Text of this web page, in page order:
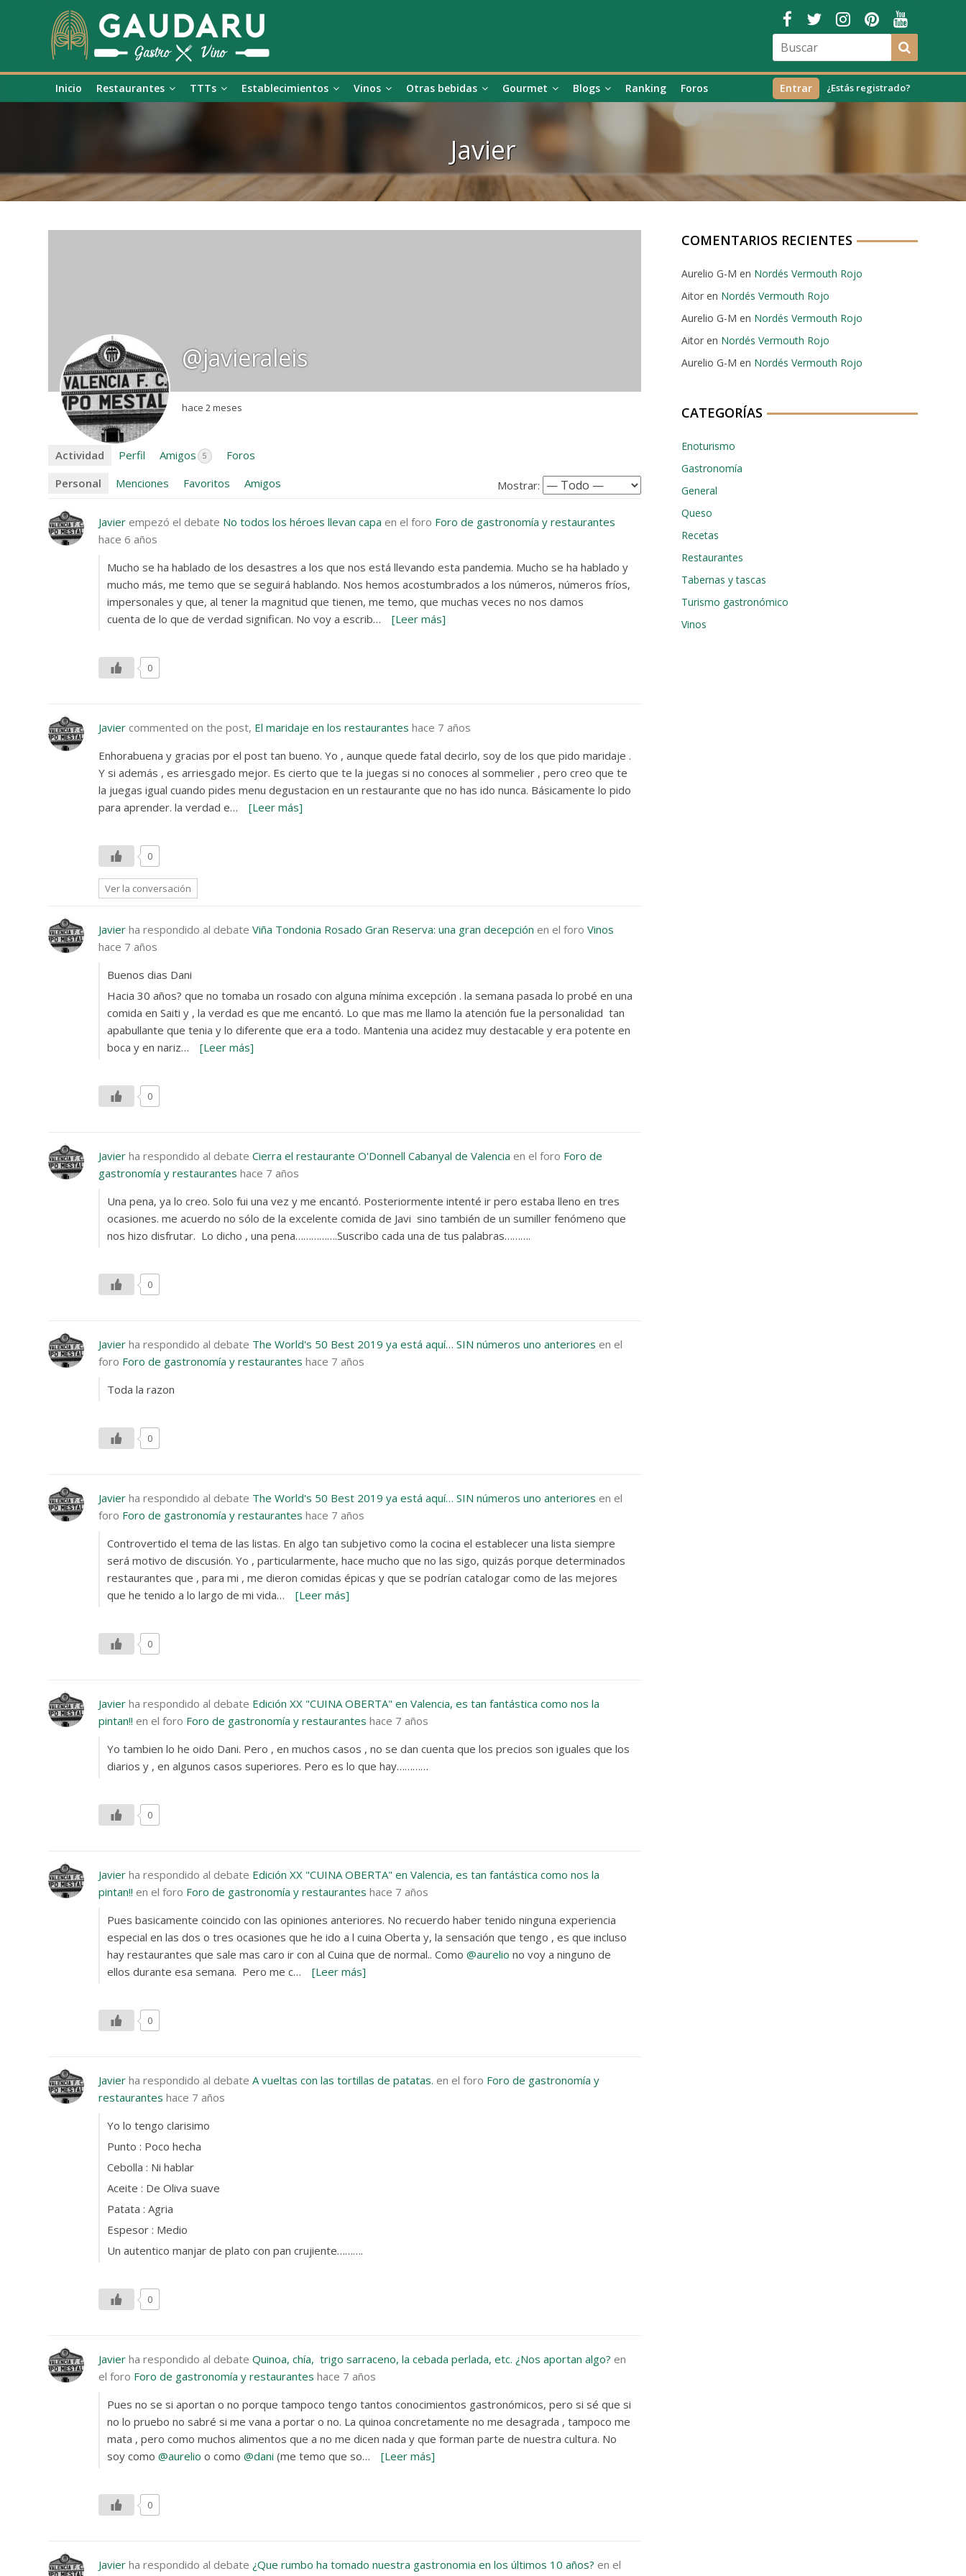
Inicio Restaurantes TTTs Establecimientos Vinos Otras bebidas Gourmet Blogs Ranking Foros ¿Estás registrado?
Entrar
Javier
@javieraleis
hace 2 meses
Actividad Perfil Amigos 5
Foros
Personal
Menciones Favoritos Amigos Mostrar:
Javier empezó el debate No todos los héroes llevan capa en el foro Foro de gastronomía y restaurantes
hace 6 años
Mucho se ha hablado de los desastres a los que nos está llevando esta pandemia. Mucho se ha hablado y
mucho más, me temo que se seguirá hablando. Nos hemos acostumbrados a los números, números fríos,
impersonales y que, al tener la magnitud que tienen, me temo, que muchas veces no nos damos
cuenta de lo que de verdad significan. No voy a escrib…
[Leer más]
0
Javier commented on the post, El maridaje en los restaurantes hace 7 años
Enhorabuena y gracias por el post tan bueno. Yo , aunque quede fatal decirlo, soy de los que pido maridaje .
Y si además , es arriesgado mejor. Es cierto que te la juegas si no conoces al sommelier , pero creo que te
la juegas igual cuando pides menu degustacion en un restaurante que no has ido nunca. Básicamente lo pido
para aprender. la verdad e…
[Leer más]
0
Ver la conversación
Javier ha respondido al debateViña Tondonia Rosado Gran Reserva: una gran decepción en el foroVinos
hace 7 años
Buenos dias Dani
Hacia 30 años? que no tomaba un rosado con alguna mínima excepción . la semana pasada lo probé en una
comida en Saiti y , la verdad es que me encantó. Lo que mas me llamo la atención fue la personalidad tan
apabullante que tenia y lo diferente que era a todo. Mantenia una acidez muy destacable y era potente en
boca y en nariz…
[Leer más]
0
Javier ha respondido al debateCierra el restaurante O'Donnell Cabanyal de Valencia en el foro Foro de
gastronomía y restaurantes hace 7 años
Una pena, ya lo creo. Solo fui una vez y me encantó. Posteriormente intenté ir pero estaba lleno en tres
ocasiones. me acuerdo no sólo de la excelente comida de Javi sino también de un sumiller fenómeno que
nos hizo disfrutar. Lo dicho , una pena…………….Suscribo cada una de tus palabras……….
0
Javier ha respondido al debate The World's 50 Best 2019 ya está aquí… SIN números uno anteriores en el
foro Foro de gastronomía y restaurantes hace 7 años
Toda la razon
0
Javier ha respondido al debate The World's 50 Best 2019 ya está aquí… SIN números uno anteriores en el
foro Foro de gastronomía y restaurantes hace 7 años
Controvertido el tema de las listas. En algo tan subjetivo como la cocina el establecer una lista siempre
será motivo de discusión. Yo , particularmente, hace mucho que no las sigo, quizás porque determinados
restaurantes que , para mi , me dieron comidas épicas y que se podrían catalogar como de las mejores
que he tenido a lo largo de mi vida…
[Leer más]
0
Javier ha respondido al debate Edición XX "CUINA OBERTA" en Valencia, es tan fantástica como nos la
pintan!! en el foro Foro de gastronomía y restaurantes hace 7 años
Yo tambien lo he oido Dani. Pero , en muchos casos , no se dan cuenta que los precios son iguales que los
diarios y , en algunos casos superiores. Pero es lo que hay…………
0
Javier ha respondido al debate Edición XX "CUINA OBERTA" en Valencia, es tan fantástica como nos la
pintan!! en el foro Foro de gastronomía y restaurantes hace 7 años
Pues basicamente coincido con las opiniones anteriores. No recuerdo haber tenido ninguna experiencia
especial en las dos o tres ocasiones que he ido a l cuina Oberta y, la sensación que tengo , es que incluso
hay restaurantes que sale mas caro ir con al Cuina que de normal.. Como@aurelio no voy a ninguno de
ellos durante esa semana. Pero me c…
[Leer más]
0
Javier ha respondido al debateA vueltas con las tortillas de patatas. en el foro Foro de gastronomía y
restaurantes hace 7 años
Yo lo tengo clarisimo
Punto : Poco hecha
Cebolla : Ni hablar
Aceite : De Oliva suave
Patata : Agria
Espesor : Medio
Un autentico manjar de plato con pan crujiente……….
0
Javier ha respondido al debateQuinoa, chía, trigo sarraceno, la cebada perlada, etc. ¿Nos aportan algo? en
el foro Foro de gastronomía y restaurantes hace 7 años
Pues no se si aportan o no porque tampoco tengo tantos conocimientos gastronómicos, pero si sé que si
no lo pruebo no sabré si me vana a portar o no. La quinoa concretamente no me desagrada , tampoco me
mata , pero como muchos alimentos que a no me dicen nada y que forman parte de nuestra cultura. No
soy como@aurelio o como@dani (me temo que so… [Leer más]
0
Javier ha respondido al debate ¿Que rumbo ha tomado nuestra gastronomia en los últimos 10 años? en el
COMENTARIOS RECIENTES
Aurelio G-M en Nordés Vermouth Rojo
Aitoren Nordés Vermouth Rojo
Aurelio G-M en Nordés Vermouth Rojo
Aitoren Nordés Vermouth Rojo
Aurelio G-M en Nordés Vermouth Rojo
CATEGORÍAS
Enoturismo
Gastronomía
General
Queso
Recetas
Restaurantes
Tabernas y tascas
Turismo gastronómico
Vinos